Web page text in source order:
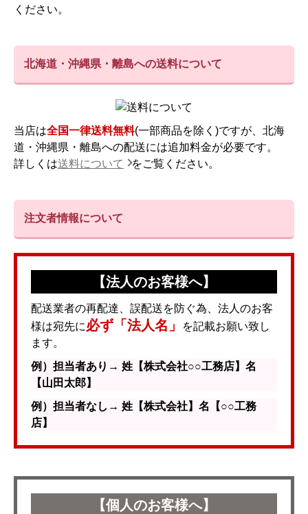
ください。
北海道・沖縄県・離島への送料について
当店は全国一律送料無料(一部商品を除く)ですが、北海
道・沖縄県・離島への配送には追加料金が必要です。
詳しくは送料について をご覧ください。
注文者情報について
【法人のお客様へ】
配送業者の再配達、誤配送を防ぐ為、法人のお客
様は宛先に必ず「法人名」
を記載お願い致し
ます。
例）担当者あり→ 姓【株式会社○○工務店】名
【山田太郎】
例）担当者なし→ 姓【株式会社】名【○○工務
店】
【個人のお客様へ】